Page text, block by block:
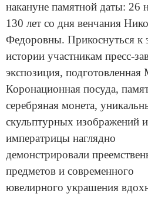
накануне памятной даты: 26
130 лет со дня венчания
Федоровны. Прикоснуться к
истории участникам пресс-
экспозиция,
Коронационная посуда,
серебряная монета,
скульптурных изображений
императрицы наглядно
демонстрировали
предметов и современного
ювелирного украшения